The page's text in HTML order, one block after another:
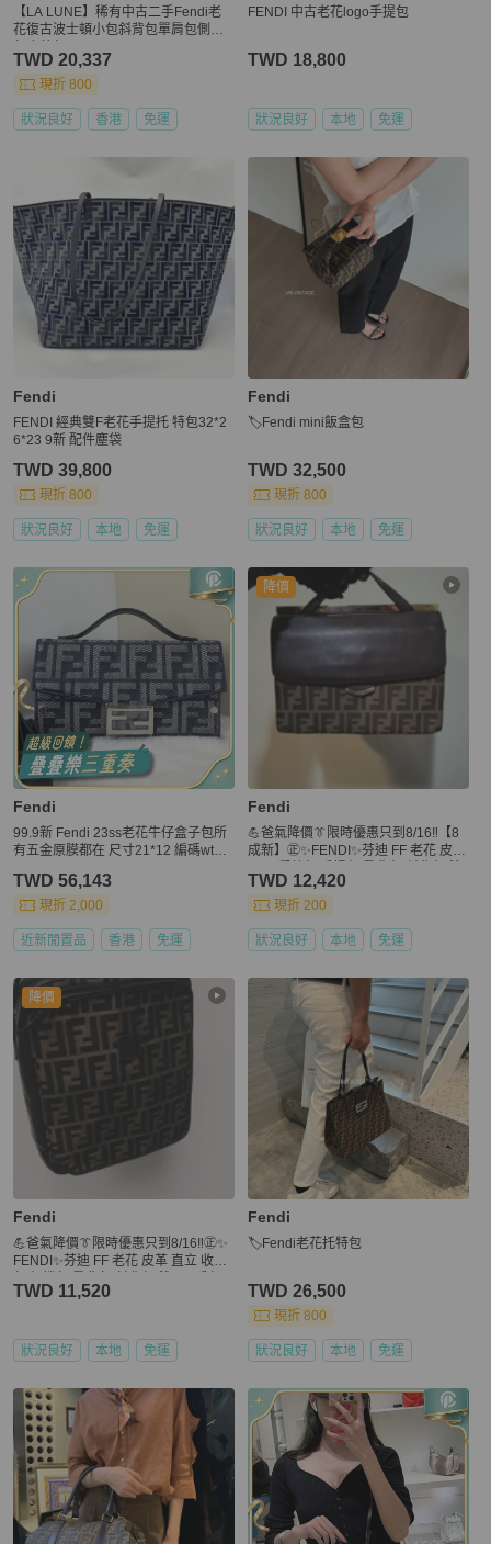
【LA LUNE】稀有中古二手Fendi老
花復古波士頓小包斜背包單肩包側背
TWD 20,337
現折 800
狀況良好 香港 免運
FENDI 中古老花logo手提包
TWD 18,800
狀況良好 本地 免運
Fendi
FENDI 經典雙F老花手提托 特包32*2
6*23 9新 配件塵袋
TWD 39,800
現折 800
狀況良好 本地 免運
Fendi
🏷Fendi mini飯盒包
TWD 32,500
現折 800
狀況良好 本地 免運
Fendi
99.9新 Fendi 23ss老花牛仔盒子包所
有五金原膜都在 尺寸21*12 編碼wt88
TWD 56,143
現折 2,000
近新閒置品 香港 免運
降價
Fendi
💪爸氣降價👔限時優惠只到8/16‼️【8
成新】㊣✨FENDI✨芬迪 FF 老花 皮革
F/二手包/二手精品/保證正品
TWD 12,420
現折 200
狀況良好 本地 免運
降價
Fendi
💪爸氣降價👔限時優惠只到8/16‼️㊣✨
FENDI✨芬迪 FF 老花 皮革 直立 收納
二手精品/保證正品
TWD 11,520
狀況良好 本地 免運
Fendi
🏷Fendi老花托特包
TWD 26,500
現折 800
狀況良好 本地 免運